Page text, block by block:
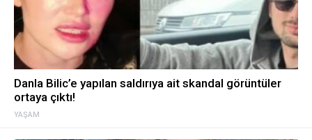
YAŞAM
Danla Bilic’e yapılan saldırıya ait skandal görüntüler
ortaya çıktı!